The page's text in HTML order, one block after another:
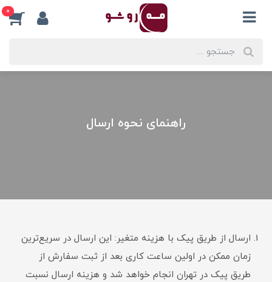
0
راهنمای نحوه ارسال
ارسال از طریق پیک با هزینه متغیر: این ارسال در سریع‌ترین
زمان ممکن در اولین ساعت کاری بعد از ثبت سفارش از
طریق پیک در تهران انجام خواهد شد و هزینه ارسال نسبت